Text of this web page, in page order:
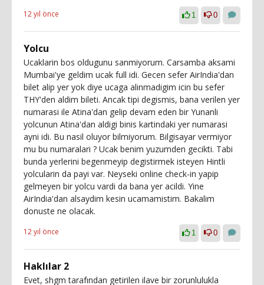
12 yıl önce 1 0
Yolcu
Ucaklarin bos oldugunu sanmiyorum. Carsamba aksami
Mumbai'ye geldim ucak full idi. Gecen sefer AirIndia'dan
bilet alip yer yok diye ucaga alinmadigim icin bu sefer
THY'den aldim bileti. Ancak tipi degismis, bana verilen yer
numarasi ile Atina'dan gelip devam eden bir Yunanli
yolcunun Atina'dan aldigi binis kartindaki yer numarasi
ayni idi. Bu nasil oluyor bilmiyorum. Bilgisayar vermiyor
mu bu numaralari ? Ucak benim yuzumden gecikti. Tabi
bunda yerlerini begenmeyip degistirmek isteyen Hintli
yolcularin da payi var. Neyseki online check-in yapip
gelmeyen bir yolcu vardi da bana yer acildi. Yine
AirIndia'dan alsaydim kesin ucamamistim. Bakalim
donuste ne olacak.
12 yıl önce 1 0
Haklılar 2
Evet, shgm tarafından getirilen ilave bir zorunlulukla